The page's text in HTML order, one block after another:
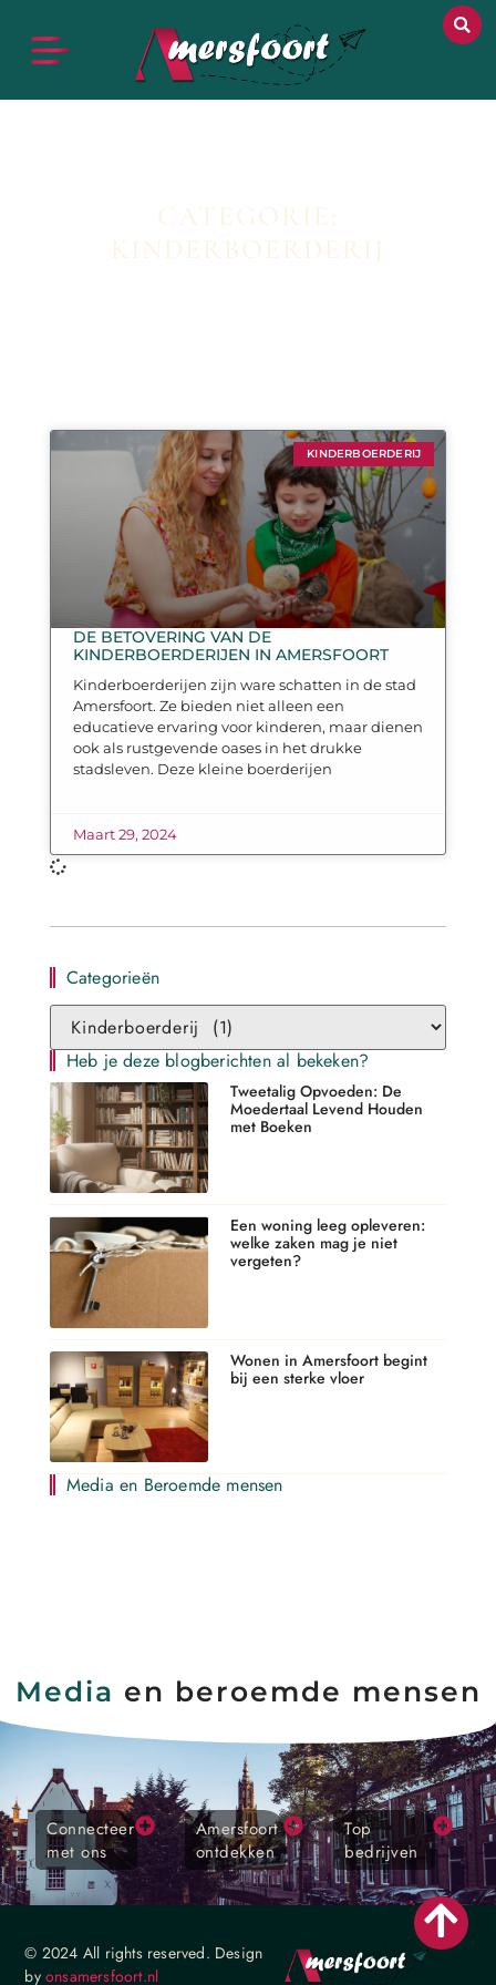
CATEGORIE:
KINDERBOERDERIJ
Categorieën
Heb je deze blogberichten al bekeken?
Tweetalig Opvoeden: De
Moedertaal Levend Houden
met Boeken
Een woning leeg opleveren:
welke zaken mag je niet
vergeten?
Wonen in Amersfoort begint
bij een sterke vloer
Media en Beroemde mensen
KINDERBOERDERIJ
DE BETOVERING VAN DE
KINDERBOERDERIJEN IN AMERSFOORT
Kinderboerderijen zijn ware schatten in de stad
Amersfoort. Ze bieden niet alleen een
educatieve ervaring voor kinderen, maar dienen
ook als rustgevende oases in het drukke
stadsleven. Deze kleine boerderijen
Maart 29, 2024
Media en beroemde mensen
Connecteer
met ons
Amersfoort
ontdekken
Top
bedrijven
© 2024 All rights reserved. Design
by onsamersfoort.nl